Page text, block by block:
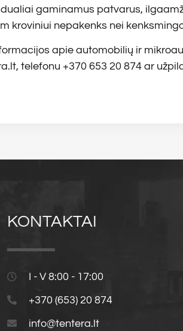
gaminamus patvarus,
kroviniui nepakenks nei
apie automobilių ir
telefonu +370 653 20 874 ar
KONTAKTAI
I - V 8:00 - 17:00
+370 (653) 20 874
info@tentera.lt